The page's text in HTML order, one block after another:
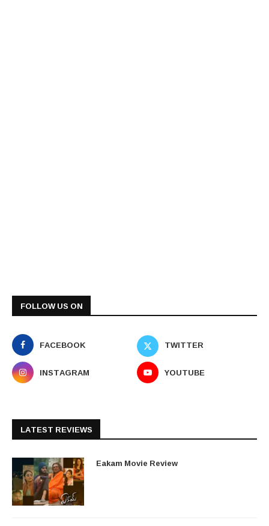
FOLLOW US ON
FACEBOOK
TWITTER
INSTAGRAM
YOUTUBE
LATEST REVIEWS
Eakam Movie Review